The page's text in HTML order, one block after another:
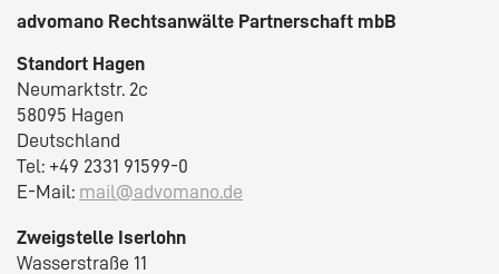
advomano Rechtsanwälte Partnerschaft mbB
Standort Hagen
Neumarktstr. 2c
58095 Hagen
Deutschland
Tel: +49 2331 91599-0
E-Mail: mail@advomano.de
Zweigstelle Iserlohn
Wasserstraße 11